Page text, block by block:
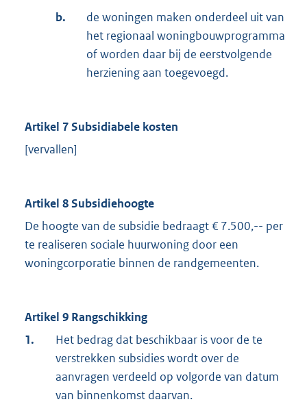
b.
de woningen maken onderdeel uit van
het regionaal woningbouwprogramma
of worden daar bij de eerstvolgende
herziening aan toegevoegd.
Artikel 7 Subsidiabele kosten
[vervallen]
Artikel 8 Subsidiehoogte
De hoogte van de subsidie bedraagt € 7.500,-- per
te realiseren sociale huurwoning door een
woningcorporatie binnen de randgemeenten.
Artikel 9 Rangschikking
1.
Het bedrag dat beschikbaar is voor de te
verstrekken subsidies wordt over de
aanvragen verdeeld op volgorde van datum
van binnenkomst daarvan.